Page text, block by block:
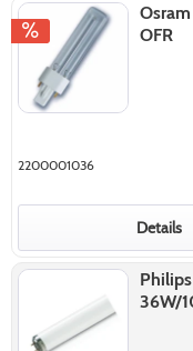
OFR
2200001036
Details
36W/